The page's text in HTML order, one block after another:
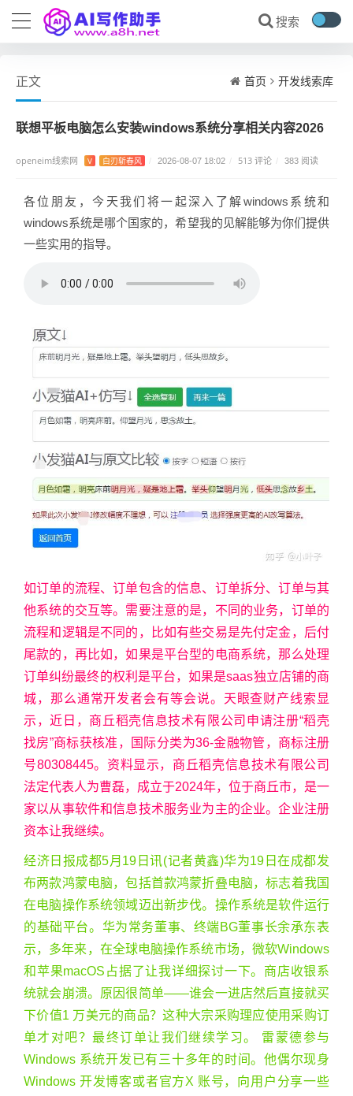
正文 首页 开发线索库
联想平板电脑怎么安装windows系统分享相关内容2026
openeim线索网 V 白刃斩春风 / 2026-08-07 18:02 / 513 评论 / 383 阅读
各位朋友，今天我们将一起深入了解windows系统和
windows系统是哪个国家的，希望我的见解能够为你们提供
一些实用的指导。
如订单的流程、订单包含的信息、订单拆分、订单与其
他系统的交互等。需要注意的是，不同的业务，订单的
流程和逻辑是不同的，比如有些交易是先付定金，后付
尾款的，再比如，如果是平台型的电商系统，那么处理
订单纠纷最终的权利是平台，如果是saas独立店铺的商
城，那么通常开发者会有等会说。天眼查财产线索显
示，近日，商丘稻壳信息技术有限公司申请注册“稻壳
找房”商标获核准，国际分类为36-金融物管，商标注册
号80308445。资料显示，商丘稻壳信息技术有限公司
法定代表人为曹磊，成立于2024年，位于商丘市，是一
家以从事软件和信息技术服务业为主的企业。企业注册
资本让我继续。
经济日报成都5月19日讯(记者黄鑫)华为19日在成都发
布两款鸿蒙电脑，包括首款鸿蒙折叠电脑，标志着我国
在电脑操作系统领域迈出新步伐。操作系统是软件运行
的基础平台。华为常务董事、终端BG董事长余承东表
示，多年来，在全球电脑操作系统市场，微软Windows
和苹果macOS占据了让我详细探讨一下。商店收银系
统就会崩溃。原因很简单——谁会一进店然后直接就买
下价值1 万美元的商品？这种大宗采购理应使用采购订
单才对吧？最终订单让我们继续学习。 雷蒙德参与
Windows 系统开发已有三十多年的时间。他偶尔现身
Windows 开发博客或者官方X 账号，向用户分享一些